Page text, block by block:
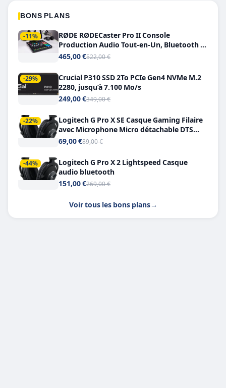
BONS PLANS
-11%
RØDE RØDECaster Pro II Console
Production Audio Tout-en-Un, Bluetooth et
Double USB-C
465,00 €522,00 €
-29%
Crucial P310 SSD 2To PCIe Gen4 NVMe M.2
2280, jusqu’à 7.100 Mo/s
249,00 €349,00 €
-22%
Logitech G Pro X SE Casque Gaming Filaire
avec Microphone Micro détachable DTS
Headphone X 7.1
69,00 €89,00 €
-44%
Logitech G Pro X 2 Lightspeed Casque
audio bluetooth
151,00 €269,00 €
Voir tous les bons plans→